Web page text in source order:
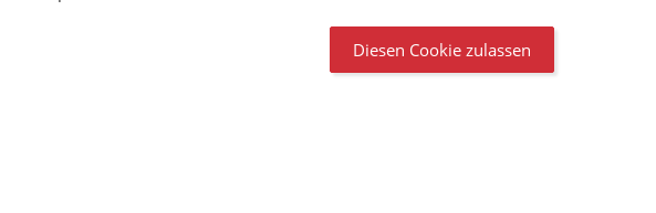
Diesen Cookie zulassen